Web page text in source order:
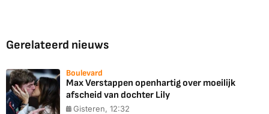
Gerelateerd nieuws
Boulevard
Max Verstappen openhartig over moeilijk
afscheid van dochter Lily
Gisteren, 12:32